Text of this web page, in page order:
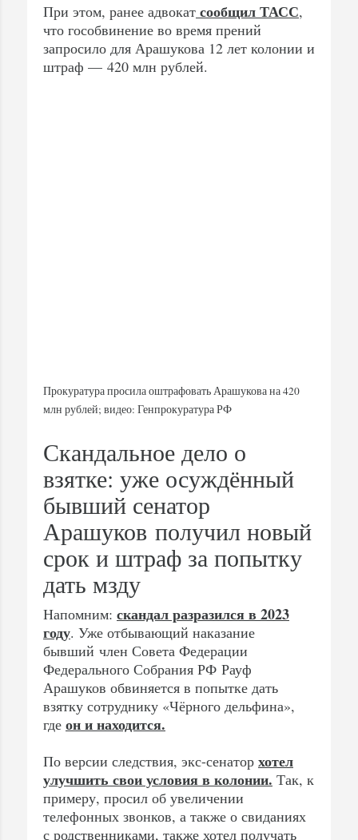
При этом, ранее адвокат сообщил ТАСС,
что гособвинение во время прений
запросило для Арашукова 12 лет колонии и
штраф — 420 млн рублей.
Прокуратура просила оштрафовать Арашукова на 420
млн рублей; видео: Генпрокуратура РФ
Скандальное дело о
взятке: уже осуждённый
бывший сенатор
Арашуков получил новый
срок и штраф за попытку
дать мзду
Напомним: скандал разразился в 2023
году. Уже отбывающий наказание
бывший член Совета Федерации
Федерального Собрания РФ Рауф
Арашуков обвиняется в попытке дать
взятку сотруднику «Чёрного дельфина»,
где он и находится.
По версии следствия, экс-сенатор хотел
улучшить свои условия в колонии. Так, к
примеру, просил об увеличении
телефонных звонков, а также о свиданиях
с родственниками, также хотел получать